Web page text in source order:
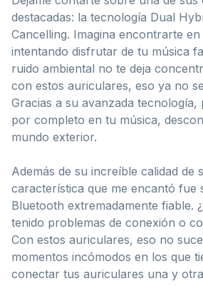
destacadas: la tecnología Dual
Cancelling. Imagina encontrarte
intentando disfrutar de tu música
ruido ambiental no te deja
con estos auriculares, eso ya no
Gracias a su avanzada tecnología,
por completo en tu música,
mundo exterior.
Además de su increíble calidad de
característica que me encantó fue
Bluetooth extremadamente fiable.
tenido problemas de conexión o
Con estos auriculares, eso no
momentos incómodos en los que
conectar tus auriculares una y